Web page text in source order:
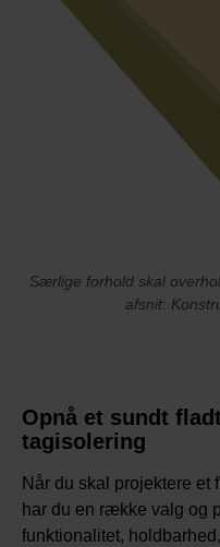
Særlige forhold skal
afsnit:
Opnå et sundt
tagisolering
Når du skal projektere et
har du en række valg og
funktionalitet,